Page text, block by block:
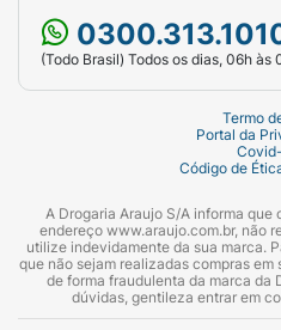
(Todo Brasil) Todos os dias, 06h às
Termo
Portal da
Código de
A Drogaria Araujo S/A informa
endereço www.araujo.com.br, não
utilize indevidamente da sua marca.
que não sejam realizadas compras
de forma fraudulenta da marca da
dúvidas, gentileza entrar em